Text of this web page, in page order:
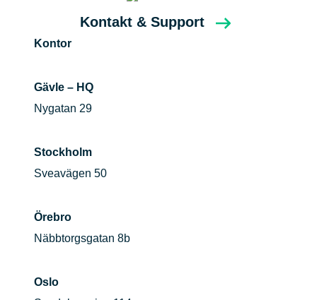
Kontakt & Support
Kontor
Gävle – HQ
Nygatan 29
Stockholm
Sveavägen 50
Örebro
Näbbtorgsgatan 8b
Oslo